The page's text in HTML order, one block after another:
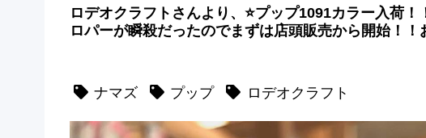
ロデオクラフトさんより、⭐️プップ1091カラー入荷
ロパーが瞬殺だったのでまずは店頭販売から開始！！
ナマズ プップ ロデオクラフト